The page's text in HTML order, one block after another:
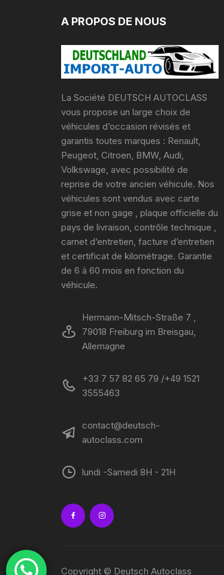
A PROPOS DE NOUS
La Société DEUTSCH AUTOCLASS
vous propose un large choix de
véhicules d’occasion révisés et
garantis toutes marques : Renault,
Peugeot, Citroen, BMW, Audi,
Volkswage, avec possibilité de
reprise de votre ancien véhicule. Nos
véhicules sont vendus avec carte
grise et non gage , plaque officielle du
pays de livraison, contrôle technique ,
carnet d’entretien, facture d’entretien
et certificat de kilométrage. Garantie
de 6 à 60 mois en fonction du
véhicule.
Hermann-Mitsch-Straße 7 ,
79018 Freiburg im Breisgau,
Allemagne
+33 7 57 82 65 79 /+49 1521
3555463
contact@deutsch-
autoclass.com
lundi -Samedi 8H - 21H
Copyright © Deutsch Autoclass